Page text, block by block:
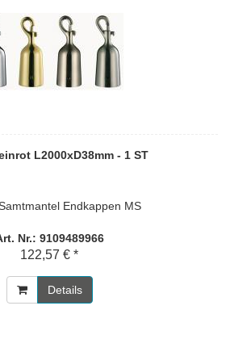
L2000xD38mm - 1 ST
Endkappen MS
Nr.: 9109489966
122,57 € *
Details